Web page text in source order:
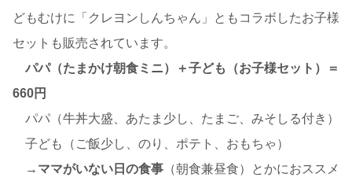
どもむけに「クレヨンしんちゃん」ともコラボしたお子様
セットも販売されています。
パパ（たまかけ朝食ミニ）＋子ども（お子様セット）＝
660円
パパ（牛丼大盛、あたま少し、たまご、みそしる付き）
子ども（ご飯少し、のり、ポテト、おもちゃ）
→ママがいない日の食事 （朝食兼昼食）とかにおススメ